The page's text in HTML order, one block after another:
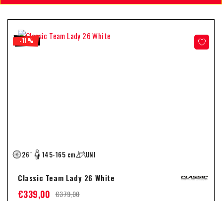
-11%
26" 145-165 cm UNI
Classic Team Lady 26 White
€379,00
€339,00